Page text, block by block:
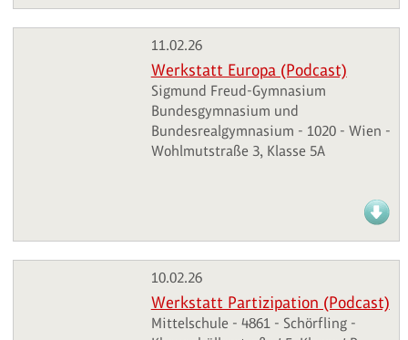
11.02.26
Werkstatt Europa (Podcast)
Sigmund Freud-Gymnasium
Bundesgymnasium und
Bundesrealgymnasium - 1020 - Wien -
Wohlmutstraße 3, Klasse 5A
10.02.26
Werkstatt Partizipation (Podcast)
Mittelschule - 4861 - Schörfling -